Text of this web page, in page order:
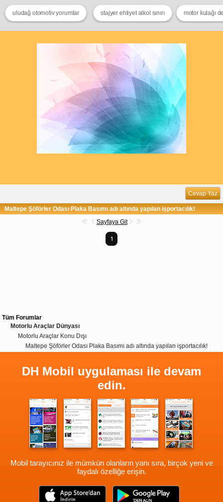
uludağ otomotiv yorumlar stajyer ehliyet alkol sınırı motor kulağı
Cevap Yaz
Maltepe Şöförler Odası Plaka Basımı adı altında yapılan işportacılık!
Sayfaya Git
1
Tüm Forumlar
Motorlu Araçlar Dünyası
Motorlu Araçlar Konu Dışı
Maltepe Şöförler Odası Plaka Basımı adı altında yapılan işportacılık!
DH Mobil uygulaması ile devam
edin.
Mobil tarayıcınız ile mümkün olanların yanı sıra, birçok yeni ve
faydalı özelliğe erişin.